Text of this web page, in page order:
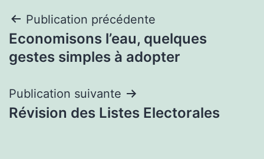
Navigation
de
Publication précédente
Economisons l’eau, quelques
gestes simples à adopter
Publication suivante
Révision des Listes Electorales